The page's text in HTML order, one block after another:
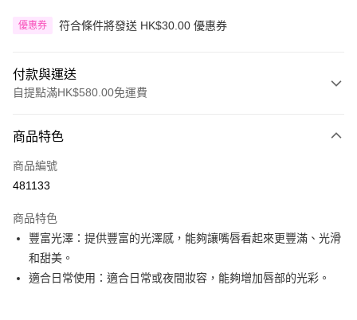
優惠券 符合條件將發送 HK$30.00 優惠券
付款與運送
自提點滿HK$580.00免運費
信用卡
Apple Pay
AlipayHK
PayMe
商品特色
商品編號
481133
商品特色
豐富光澤：提供豐富的光澤感，能夠讓嘴唇看起來更豐滿、光滑
和甜美。
適合日常使用：適合日常或夜間妝容，能夠增加唇部的光彩。